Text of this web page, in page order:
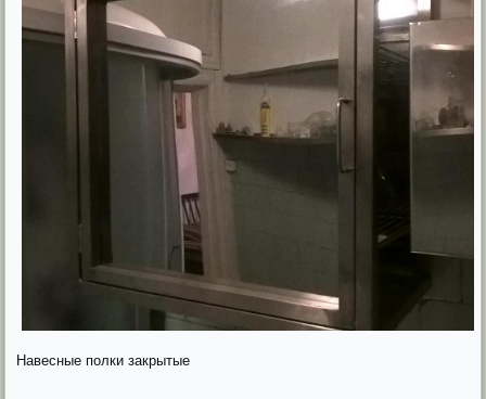
Навесные полки закрытые